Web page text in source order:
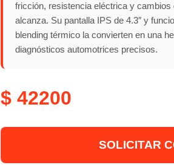
fricción, resistencia eléctrica y
alcanza. Su pantalla IPS de 4.3″ y
blending térmico la convierten en una
diagnósticos automotrices precisos.
$ 42200
SOLICITAR